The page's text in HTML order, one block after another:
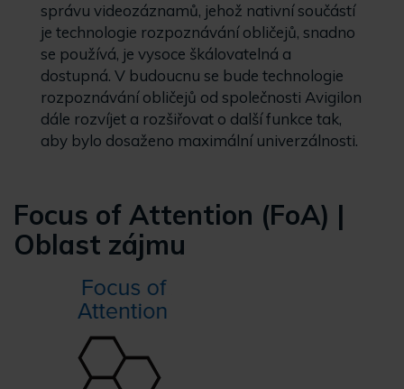
správu videozáznamů, jehož nativní součástí
je technologie rozpoznávání obličejů, snadno
se používá, je vysoce škálovatelná a
dostupná. V budoucnu se bude technologie
rozpoznávání obličejů od společnosti Avigilon
dále rozvíjet a rozšiřovat o další funkce tak,
aby bylo dosaženo maximální univerzálnosti.
Focus of Attention (FoA) |
Oblast zájmu